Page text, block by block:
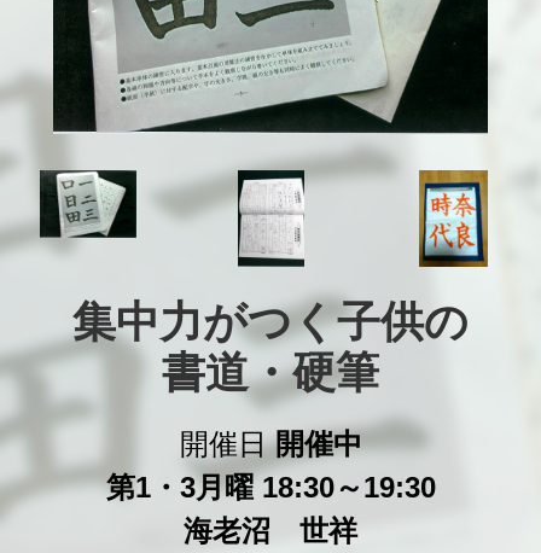
集中力がつく子供の
書道・硬筆
開催日開催中
第1・3月曜 18:30～19:30
海老沼 世祥